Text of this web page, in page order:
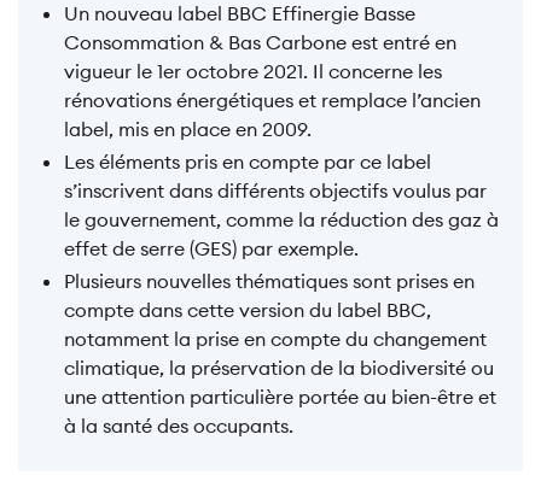
Un nouveau label BBC Effinergie Basse
Consommation & Bas Carbone est entré en
vigueur le 1er octobre 2021. Il concerne les
rénovations énergétiques et remplace l’ancien
label, mis en place en 2009.
Les éléments pris en compte par ce label
s’inscrivent dans différents objectifs voulus par
le gouvernement, comme la réduction des gaz à
effet de serre (GES) par exemple.
Plusieurs nouvelles thématiques sont prises en
compte dans cette version du label BBC,
notamment la prise en compte du changement
climatique, la préservation de la biodiversité ou
une attention particulière portée au bien-être et
à la santé des occupants.